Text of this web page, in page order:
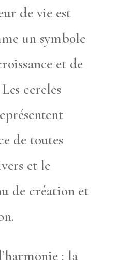
de vie est
un symbole
et de
cercles
de toutes
et le
de création et
: la